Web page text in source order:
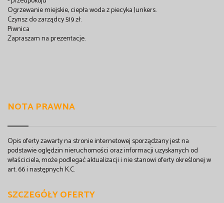
Ogrzewanie miejskie, ciepła woda z piecyka Junkers.
Czynsz do zarządcy 519 zł.
Piwnica
Zapraszam na prezentacje.
NOTA PRAWNA
Opis oferty zawarty na stronie internetowej sporządzany jest na
podstawie oględzin nieruchomości oraz informacji uzyskanych od
właściciela, może podlegać aktualizacji i nie stanowi oferty określonej w
art. 66 i następnych K.C.
SZCZEGÓŁY OFERTY